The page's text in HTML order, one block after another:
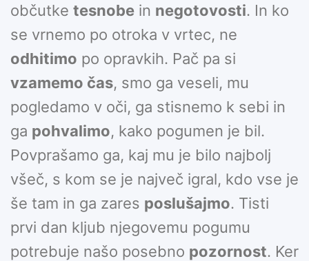
občutke tesnobe in negotovosti. In ko
se vrnemo po otroka v vrtec, ne
odhitimo po opravkih. Pač pa si
vzamemo čas, smo ga veseli, mu
pogledamo v oči, ga stisnemo k sebi in
ga pohvalimo, kako pogumen je bil.
Povprašamo ga, kaj mu je bilo najbolj
všeč, s kom se je največ igral, kdo vse je
še tam in ga zares poslušajmo. Tisti
prvi dan kljub njegovemu pogumu
potrebuje našo posebno pozornost. Ker